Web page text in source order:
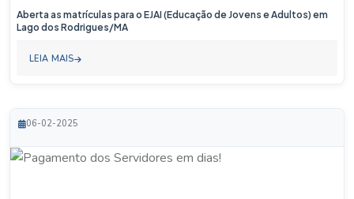
Aberta as matrículas para o EJAI (Educação de Jovens e Adultos) em
Lago dos Rodrigues/MA
LEIA MAIS
06-02-2025